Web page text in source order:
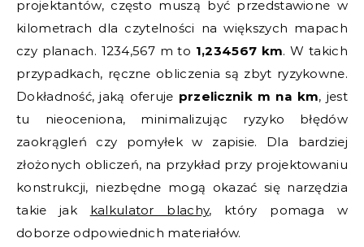
projektantów, często muszą być przedstawione w
kilometrach dla czytelności na większych mapach
czy planach. 1234,567 m to 1,234567 km. W takich
przypadkach, ręczne obliczenia są zbyt ryzykowne.
Dokładność, jaką oferuje przelicznik m na km, jest
tu nieoceniona, minimalizując ryzyko błędów
zaokrągleń czy pomyłek w zapisie. Dla bardziej
złożonych obliczeń, na przykład przy projektowaniu
konstrukcji, niezbędne mogą okazać się narzędzia
takie jak kalkulator blachy, który pomaga w
doborze odpowiednich materiałów.